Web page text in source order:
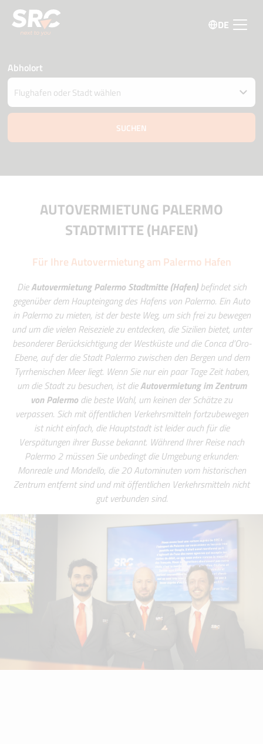
DE
Abholort
Fahrzeug an einem anderen Ort abgeben
Datum und Uhrzeit der Abholung und Zustellung
AUTOVERMIETUNG PALERMO
STADTMITTE (HAFEN)
Für Ihre Autovermietung am Palermo Hafen
DieAutovermietung Palermo Stadtmitte (Hafen)befindet sich
gegenüber dem Haupteingang des Hafens von Palermo. Ein Auto
in Palermo zu mieten, ist der beste Weg, um sich frei zu bewegen
und um die vielen Reiseziele zu entdecken, die Sizilien bietet, unter
besonderer Berücksichtigung der Westküste und die Conca d’Oro-
Ebene, auf der die Stadt Palermo zwischen den Bergen und dem
Tyrrhenischen Meer liegt. Wenn Sie nur ein paar Tage Zeit haben,
um die Stadt zu besuchen, ist dieAutovermietung im Zentrum
von Palermo die beste Wahl, um keinen der Schätze zu
verpassen. Sich mit öffentlichen Verkehrsmitteln fortzubewegen
ist nicht einfach, die Hauptstadt ist leider auch für die
Verspätungen ihrer Busse bekannt. Während Ihrer Reise nach
Palermo 2 müssen Sie unbedingt die Umgebung erkunden:
Monreale und Mondello, die 20 Autominuten vom historischen
Zentrum entfernt sind und mit öffentlichen Verkehrsmitteln nicht
gut verbunden sind.